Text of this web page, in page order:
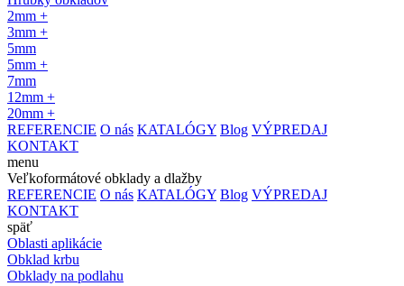
2mm +
3mm +
5mm
5mm +
7mm
12mm +
20mm +
REFERENCIE O nás KATALÓGY Blog VÝPREDAJ
KONTAKT
menu
Veľkoformátové obklady a dlažby
REFERENCIE O nás KATALÓGY Blog VÝPREDAJ
KONTAKT
späť
Oblasti aplikácie
Obklad krbu
Obklady na podlahu